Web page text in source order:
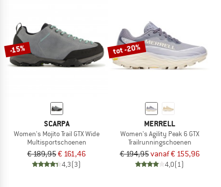
-15%
SCARPA
Women's Mojito Trail GTX Wide
Multisportschoenen
€ 189,95€ 161,46
4,3(3)
tot -20%
MERRELL
Women's Agility Peak 6 GTX
Trailrunningschoenen
€ 194,95vanaf € 155,96
4,0(1)